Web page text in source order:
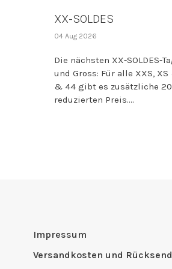
XX-SOLDES
04 Aug 2026
Die nächsten XX-SOLDES-
und Gross: Für alle XXS,
& 44 gibt es zusätzliche
reduzierten Preis....
Impressum
Versandkosten und